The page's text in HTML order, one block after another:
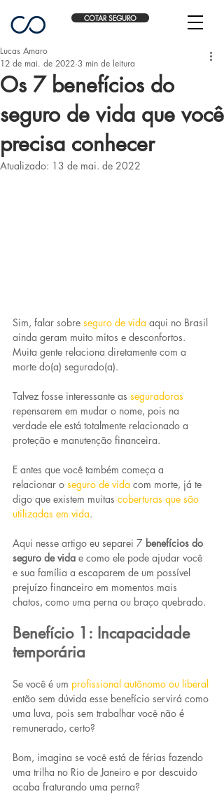
COTAR SEGURO
Os 7 benefícios do
seguro de vida que você
precisa conhecer
Lucas Amaro
12 de mai. de 2022 3 min de leitura
Atualizado: 13 de mai. de 2022
Sim, falar sobre seguro de vida aqui no Brasil
ainda geram muito mitos e desconfortos.
Muita gente relaciona diretamente com a
morte do(a) segurado(a).
Talvez fosse interessante as seguradoras
repensarem em mudar o nome, pois na
verdade ele está totalmente relacionado a
proteção e manutenção financeira.
E antes que você também começa a
relacionar o seguro de vida com morte, já te
digo que existem muitas coberturas que são
utilizadas em vida.
Aqui nesse artigo eu separei 7 benefícios do
seguro de vida e como ele pode ajudar você
e sua família a escaparem de um possível
prejuízo financeiro em momentos mais
chatos, como uma perna ou braço quebrado.
Benefício 1: Incapacidade
temporária
Se você é um profissional autônomo ou liberal
então sem dúvida esse benefício servirá como
uma luva, pois sem trabalhar você não é
remunerado, certo?
Bom, imagina se você está de férias fazendo
uma trilha no Rio de Janeiro e por descuido
acaba fraturando uma perna?